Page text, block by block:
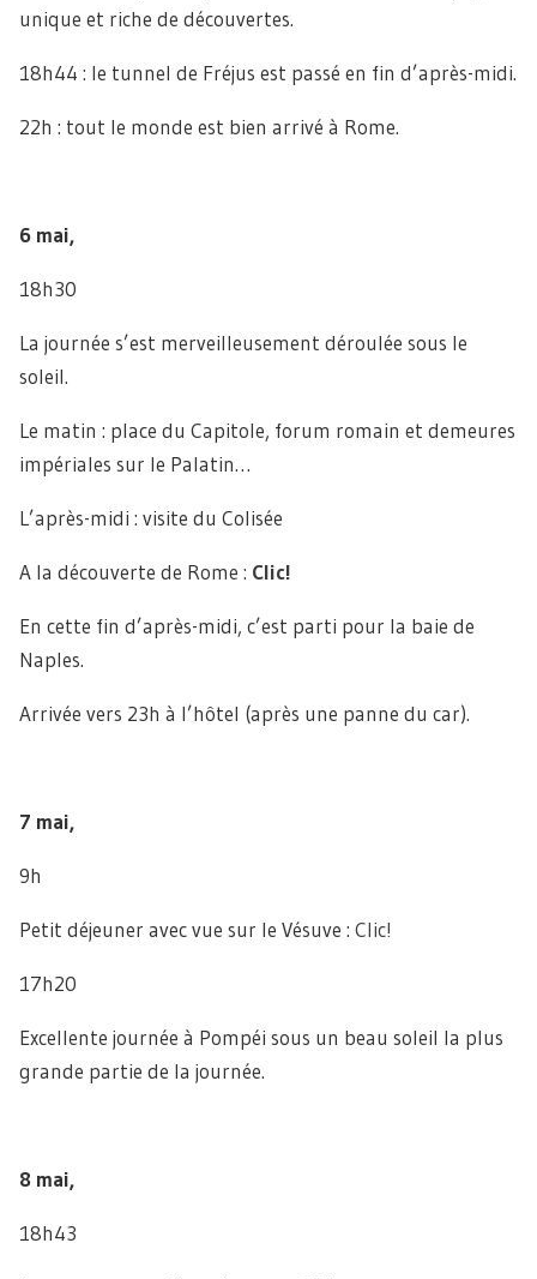
unique et riche de découvertes.
18h44 : le tunnel de Fréjus est passé en fin d’après-midi.
22h : tout le monde est bien arrivé à Rome.
6 mai,
18h30
La journée s’est merveilleusement déroulée sous le
soleil.
Le matin : place du Capitole, forum romain et demeures
impériales sur le Palatin…
L’après-midi : visite du Colisée
A la découverte de Rome : Clic!
En cette fin d’après-midi, c’est parti pour la baie de
Naples.
Arrivée vers 23h à l’hôtel (après une panne du car).
7 mai,
9h
Petit déjeuner avec vue sur le Vésuve : Clic!
17h20
Excellente journée à Pompéi sous un beau soleil la plus
grande partie de la journée.
8 mai,
18h43